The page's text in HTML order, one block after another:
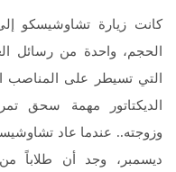
كانت زيارة تشاوشيسكو
الحجم، واحدة من رسائل
التي تسيطر على المناصب
ديسمبر، وجد أن طلاباً